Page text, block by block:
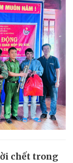
chết trong